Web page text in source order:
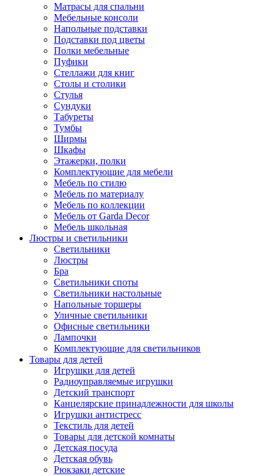
Матрасы для спальни
Мебельные консоли
Напольные подставки
Подставки под цветы
Полки мебельные
Пуфики
Стеллажи для книг
Столы и столики
Стулья
Сундуки
Табуреты
Тумбы
Ширмы
Шкафы
Этажерки, полки
Комплектующие для мебели
Мебель по стилю
Мебель по материалу
Мебель по коллекции
Мебель от Garda Decor
Мебель школьная
Люстры и светильники
Светильники
Люстры
Бра
Светильники споты
Светильники настольные
Напольные торшеры
Уличные светильники
Офисные светильники
Лампочки
Комплектующие для светильников
Товары для детей
Игрушки для детей
Радиоуправляемые игрушки
Детский транспорт
Канцелярские принадлежности для школы
Игрушки антистресс
Текстиль для детей
Товары для детской комнаты
Детская посуда
Детская обувь
Рюкзаки детские